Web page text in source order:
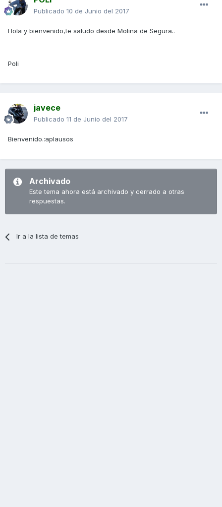
Publicado 10 de Junio del 2017
Hola y bienvenido,te saludo desde Molina de Segura..
Poli
javece
Publicado 11 de Junio del 2017
Bienvenido.:aplausos
Archivado
Este tema ahora está archivado y cerrado a otras
respuestas.
Ir a la lista de temas